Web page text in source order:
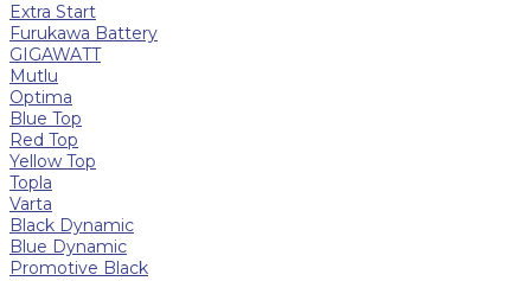
Extra Start
Furukawa Battery
GIGAWATT
Mutlu
Optima
Blue Top
Red Top
Yellow Top
Topla
Varta
Black Dynamic
Blue Dynamic
Promotive Black